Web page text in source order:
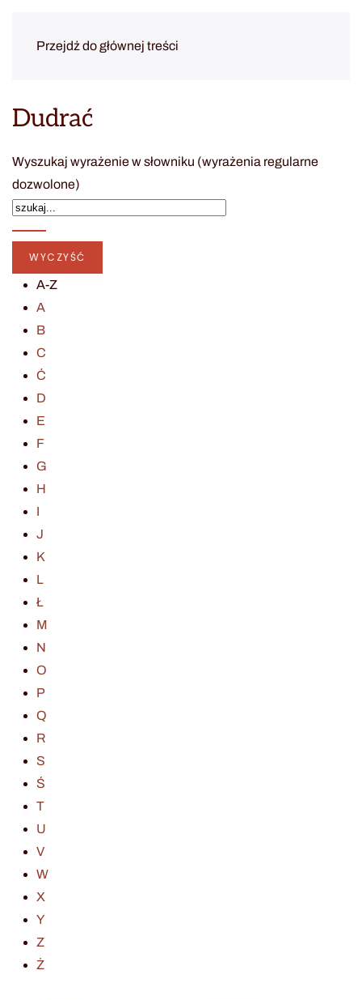
Przejdź do głównej treści
Dudrać
Wyszukaj wyrażenie w słowniku (wyrażenia regularne
dozwolone)
A-Z
A
B
C
Ć
D
E
F
G
H
I
J
K
L
Ł
M
N
O
P
Q
R
S
Ś
T
U
V
W
X
Y
Z
Ż